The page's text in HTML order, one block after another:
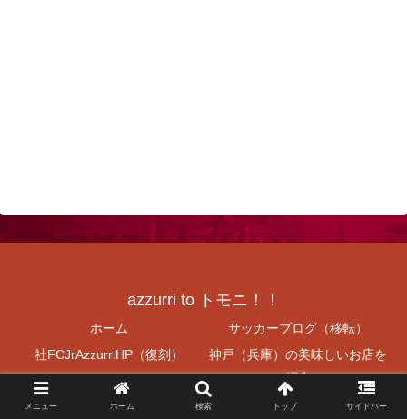
azzurri to トモニ！！
ホーム
サッカーブログ（移転）
社FCJrAzzurriHP（復刻）
神戸（兵庫）の美味しいお店を
紹介
ラーメン食べよう
V神戸無料プレゼント！！
メニュー ホーム 検索 トップ サイドバー